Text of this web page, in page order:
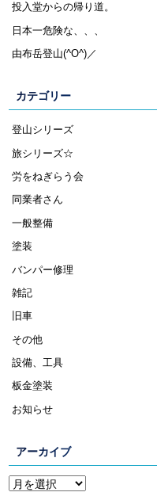
投入堂からの帰り道。
日本一危険な、、、
由布岳登山(^O^)／
カテゴリー
登山シリーズ
旅シリーズ☆
労をねぎらう会
同業者さん
一般整備
塗装
バンパー修理
雑記
旧車
その他
設備、工具
板金塗装
お知らせ
アーカイブ